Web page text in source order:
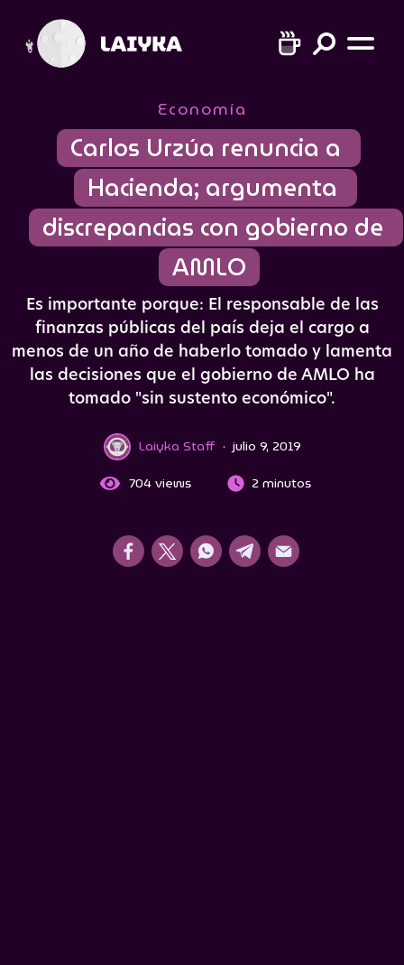
Economía
Carlos Urzúa renuncia a
Hacienda; argumenta
discrepancias con gobierno de
AMLO
Es importante porque: El responsable de las
finanzas públicas del país deja el cargo a
menos de un año de haberlo tomado y lamenta
las decisiones que el gobierno de AMLO ha
tomado "sin sustento económico".
Laiyka Staff · julio 9, 2019
704views 2 minutos